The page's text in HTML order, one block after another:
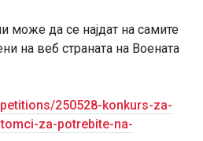
може да се најдат на самите
на веб страната на Воената
250528-konkurs-za-
za-potrebite-na-